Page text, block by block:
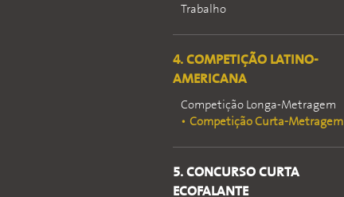
Trabalho
4. COMPETIÇÃO LATINO-
AMERICANA
Competição Longa-Metragem
Competição Curta-Metragem
5. CONCURSO CURTA
ECOFALANTE